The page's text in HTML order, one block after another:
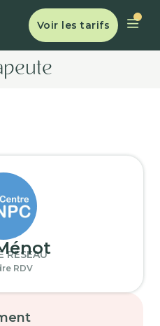
Voir les tarifs
RÉSEAU
RDV